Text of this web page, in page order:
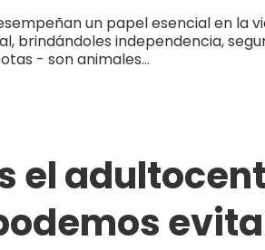
un papel esencial en la
brindándoles independencia,
- son animales...
el